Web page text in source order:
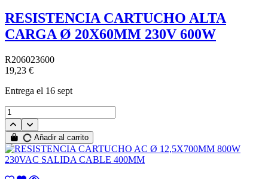
RESISTENCIA CARTUCHO ALTA
CARGA Ø 20X60MM 230V 600W
R206023600
19,23 €
Entrega el 16 sept
Añadir al carrito